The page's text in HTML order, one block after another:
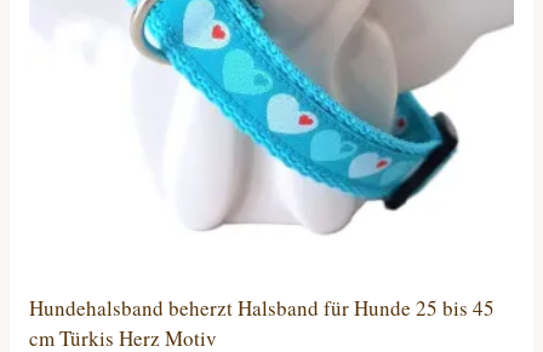
Hundehalsband beherzt Halsband für Hunde 25 bis 45
cm Türkis Herz Motiv